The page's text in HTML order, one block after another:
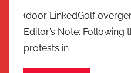
(door LinkedGolf
Editor’s Note:
protests in